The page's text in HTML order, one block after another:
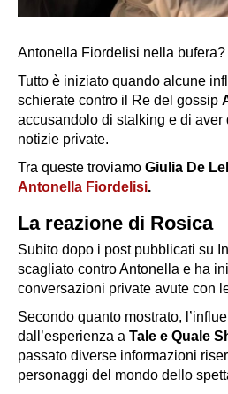
Antonella Fiordelisi nella bufera?
Tutto è iniziato quando alcune
schierate contro il Re del gossip
accusandolo di stalking e di aver
notizie private.
Tra queste troviamo Giulia De
Antonella Fiordelisi.
La reazione di Rosica
Subito dopo i post pubblicati su
scagliato contro Antonella e ha
conversazioni private avute con
Secondo quanto mostrato,
dall’esperienza a Tale e Quale
passato diverse informazioni
personaggi del mondo dello